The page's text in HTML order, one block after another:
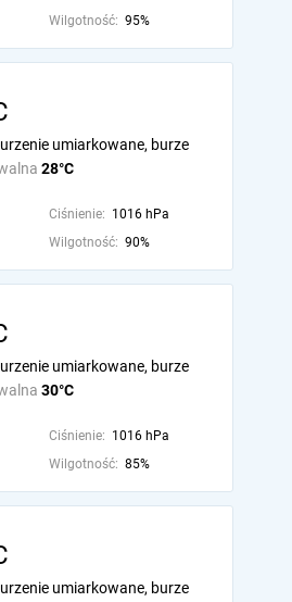
Wilgotność: 95%
28°C
umiarkowane, burze
Ciśnienie: 1016 hPa
Wilgotność: 90%
30°C
umiarkowane, burze
Ciśnienie: 1016 hPa
Wilgotność: 85%
umiarkowane, burze